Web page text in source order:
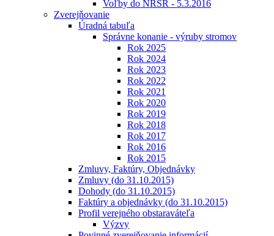
Voľby do NRSR - 5.3.2016
Zverejňovanie
Úradná tabuľa
Správne konanie - výruby stromov
Rok 2025
Rok 2024
Rok 2023
Rok 2022
Rok 2021
Rok 2020
Rok 2019
Rok 2018
Rok 2017
Rok 2016
Rok 2015
Zmluvy, Faktúry, Objednávky
Zmluvy (do 31.10.2015)
Dohody (do 31.10.2015)
Faktúry a objednávky (do 31.10.2015)
Profil verejného obstaraváteľa
Výzvy